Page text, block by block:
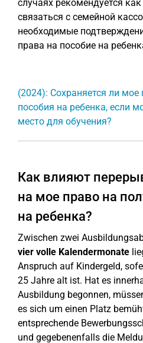
случаях рекомендуется
связаться с семейной
необходимые
права на пособие на
(2024): Сохраняется ли мое
пособия на ребенка, если
место для обучения?
Как влияют
на мое право на
на ребенка?
Zwischen zwei
vier volle Kalendermonate
Anspruch auf Kindergeld,
25 Jahre alt ist. Hat es
Ausbildung begonnen,
es sich um einen Platz
entsprechende
und gegebenenfalls die